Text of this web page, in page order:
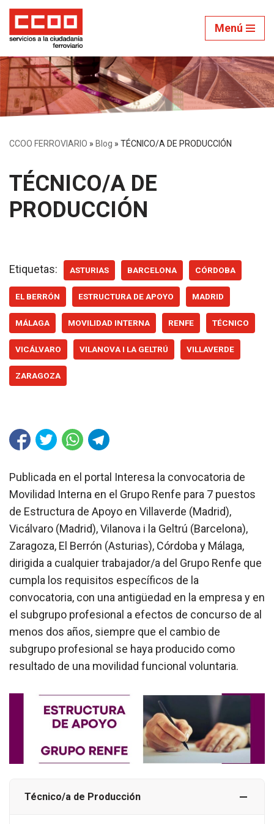
Saltar
contenido
Menú
CCOO FERROVIARIO » Blog » TÉCNICO/A DE PRODUCCIÓN
TÉCNICO/A DE
PRODUCCIÓN
Etiquetas: ASTURIAS BARCELONA CÓRDOBA
EL BERRÓN ESTRUCTURA DE APOYO MADRID
MÁLAGA MOVILIDAD INTERNA RENFE TÉCNICO
VICÁLVARO VILANOVA I LA GELTRÚ VILLAVERDE
ZARAGOZA
Publicada en el portal Interesa la convocatoria de
Movilidad Interna en el Grupo Renfe para 7 puestos
de Estructura de Apoyo en Villaverde (Madrid),
Vicálvaro (Madrid), Vilanova i la Geltrú (Barcelona),
Zaragoza, El Berrón (Asturias), Córdoba y Málaga,
dirigida a cualquier trabajador/a del Grupo Renfe que
cumpla los requisitos específicos de la
convocatoria, con una antigüedad en la empresa y en
el subgrupo profesional a efectos de concurso de al
menos dos años, siempre que el cambio de
subgrupo profesional se haya producido como
resultado de una movilidad funcional voluntaria.
Técnico/a de Producción